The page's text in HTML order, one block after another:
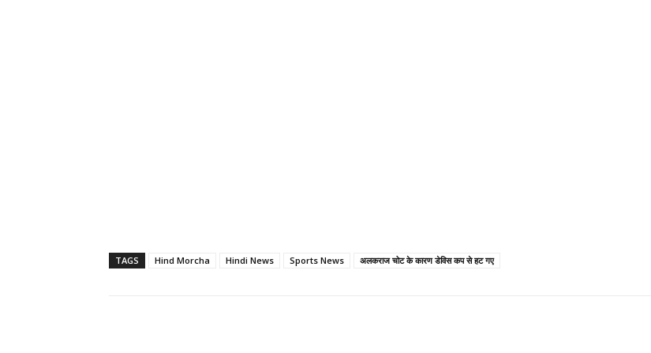
TAGS Hind Morcha Hindi News Sports News अलकराज चोट के कारण डेविस कप से हट गए